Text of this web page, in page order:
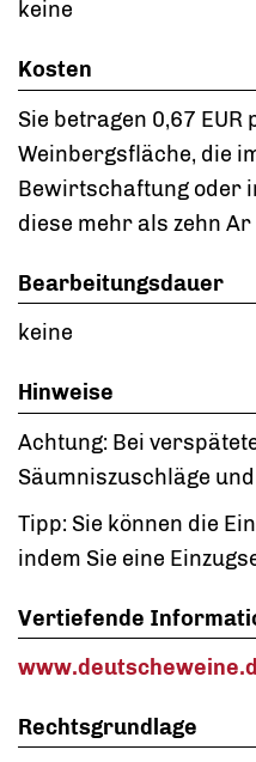
keine
Kosten
Sie betragen 0,67
Weinbergsfläche, die
Bewirtschaftung oder
diese mehr als zehn
Bearbeitungsdauer
keine
Hinweise
Achtung: Bei
Säumniszuschläge
Tipp: Sie können die
indem Sie eine
Vertiefende
Rechtsgrundlage